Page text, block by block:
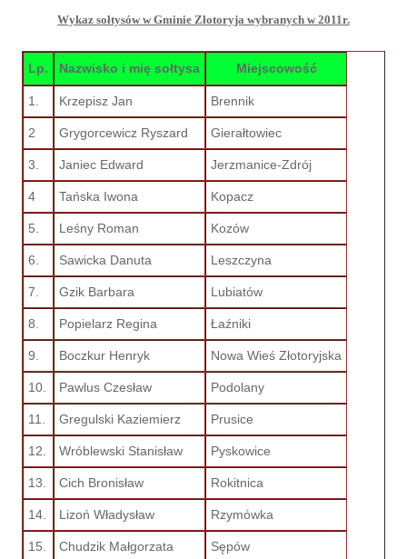
Wykaz sołtysów w Gminie Złotoryja wybranych w 2011r.
Lp. Nazwisko i mię sołtysa Miejscowość
1. Krzepisz Jan Brennik
2 Grygorcewicz Ryszard Gierałtowiec
3. Janiec Edward Jerzmanice-Zdrój
4 Tańska Iwona Kopacz
5. Leśny Roman Kozów
6. Sawicka Danuta Leszczyna
7. Gzik Barbara Lubiatów
8. Popielarz Regina Łaźniki
9. Boczkur Henryk Nowa Wieś Złotoryjska
10. Pawlus Czesław Podolany
11. Gregulski Kaziemierz Prusice
12. Wróblewski Stanisław Pyskowice
13. Cich Bronisław Rokitnica
14. Lizoń Władysław Rzymówka
15. Chudzik Małgorzata Sępów